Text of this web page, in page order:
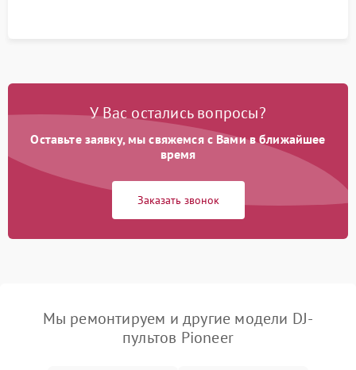
У Вас остались вопросы?
Оставьте заявку, мы свяжемся с Вами в ближайшее
время
Заказать звонок
Мы ремонтируем и другие модели DJ-
пультов Pioneer